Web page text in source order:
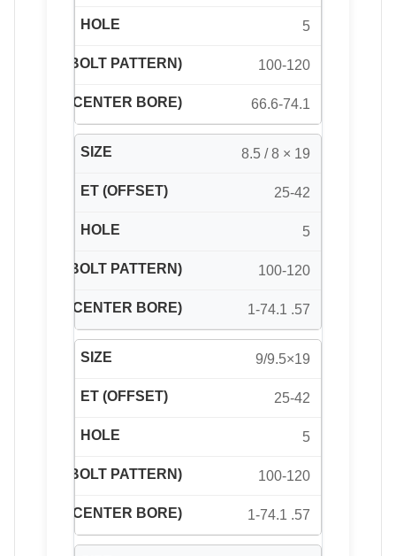
5
100-120
66.6-74.1
19 × 8 / 8.5
25-42
5
100-120
57. 1-74.1
19×9/9.5
25-42
5
100-120
57. 1-74.1